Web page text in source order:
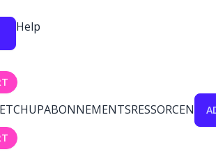
Help
ABONNEMENTSRESSORCEN